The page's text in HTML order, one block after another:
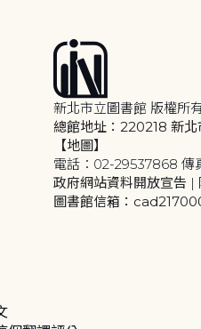
新北市立圖書館 版權所
總館地址：220218 新
【地圖】
電話：02-29537868 傳
政府網站資料開放宣告 |
圖書館信箱：